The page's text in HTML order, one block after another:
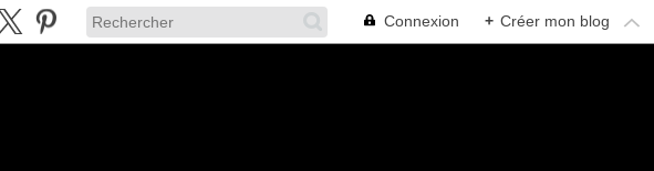
Connexion + Créer mon blog